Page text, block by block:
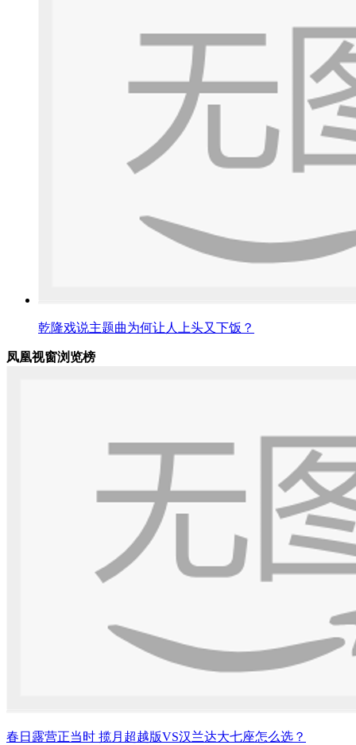
乾隆戏说主题曲为何让人上头又下饭？
凤凰视窗浏览榜
春日露营正当时 揽月超越版VS汉兰达大七座怎么选？